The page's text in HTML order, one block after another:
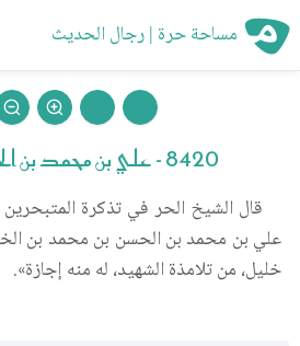
مساحة حرة | رجال الحديث
8420 - علي بن محمد بن الحسن بن محمد
علي بن محمد بن الحسن بن محمد بن
خليل، من تلامذة الشهيد، له منه إجازة».